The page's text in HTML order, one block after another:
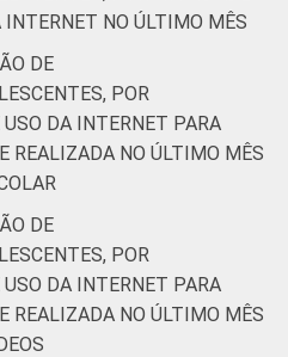
De 11 a 12
62 17
De 13 a 14
anos
86
De 15 a 17
anos
Até 1 SM 65
Mais de 1
INTERNET NO ÚLTIMO MÊS
DE
POR
USO DA INTERNET PARA
REALIZADA NO ÚLTIMO MÊS
DE
POR
USO DA INTERNET PARA
REALIZADA NO ÚLTIMO MÊS